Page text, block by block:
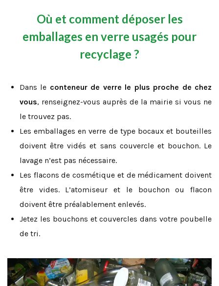
Où et comment déposer les
emballages en verre usagés pour
recyclage ?
Dans le conteneur de verre le plus proche de chez
vous, renseignez-vous auprès de la mairie si vous ne
le trouvez pas.
Les emballages en verre de type bocaux et bouteilles
doivent être vidés et sans couvercle et bouchon. Le
lavage n’est pas nécessaire.
Les flacons de cosmétique et de médicament doivent
être vides. L’atomiseur et le bouchon ou flacon
doivent être préalablement enlevés.
Jetez les bouchons et couvercles dans votre poubelle
de tri.